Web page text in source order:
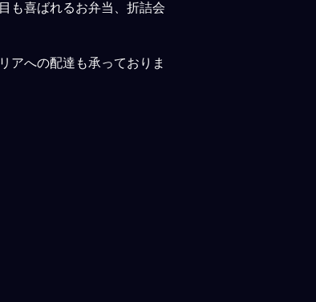
も喜ばれるお弁当、折詰会
アへの配達も承っておりま